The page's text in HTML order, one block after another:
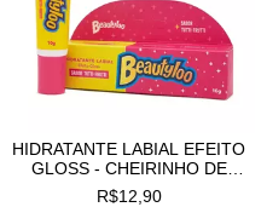
HIDRATANTE LABIAL EFEITO
GLOSS - CHEIRINHO DE
CHICLETE
R$12,90